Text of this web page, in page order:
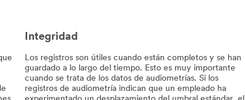
Integridad
Los registros son útiles cuando están completos y se han
guardado a lo largo del tiempo. Esto es muy importante
cuando se trata de los datos de audiometrías. Si los
registros de audiometría indican que un empleado ha